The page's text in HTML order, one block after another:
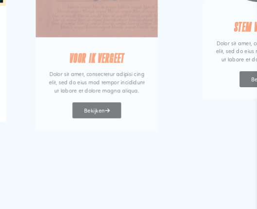
VOOR IK VERGEET
Dolor sit amet, consectetur adipisi cing
elit, sed do eius mod tempor incididunt
ut labore et dolore magna aliqua.
Bekijken
STEM
Dolor sit amet,
elit, sed do eius
ut labore et